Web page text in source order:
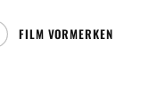
von
FILM VORMERKEN